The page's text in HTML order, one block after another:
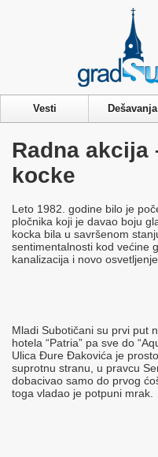
Vesti Dešavanja
Radna akcija
kocke
Leto 1982. godine bilo je
pločnika koji je davao boju
kocka bila u savršenom
sentimentalnosti kod većine
kanalizacija i novo
Mladi Subotičani su prvi put
hotela “Patria” pa sve do
Ulica Đure Đakovića je
suprotnu stranu, u pravcu
dobacivao samo do prvog
toga vladao je potpuni mrak.